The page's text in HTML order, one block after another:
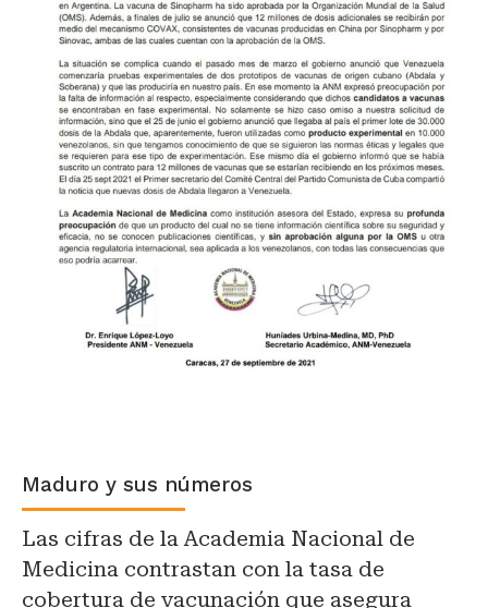
Maduro y sus números
Las cifras de la Academia Nacional de
Medicina contrastan con la tasa de
cobertura de vacunación que asegura